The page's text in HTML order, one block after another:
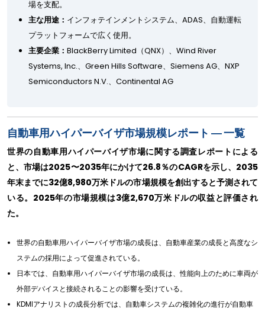
場を支配。
主な用途： インフォテインメントシステム、ADAS、自動運転
プラットフォームで広く使用。
主要企業： BlackBerry Limited（QNX）、Wind River
Systems, Inc.、Green Hills Software、Siemens AG、NXP
Semiconductors N.V.、Continental AG
自動車用ハイパーバイザ市場規模レポート ― 一覧
世界の自動車用ハイパーバイザ市場に関する調査レポートによる
と、市場は2025〜2035年にかけて26.8％のCAGRを示し、2035
年末までに32億8,980万米ドルの市場規模を創出すると予測されて
いる。2025年の市場規模は3億2,670万米ドルの収益と評価され
た。
世界の自動車用ハイパーバイザ市場の成長は、自動車産業の成長と高度なシ
ステムの採用によって促進されている。
日本では、自動車用ハイパーバイザ市場の成長は、性能向上のために車両が
外部デバイスと接続されることの影響を受けている。
KDMIアナリストの成長分析では、自動車システムの複雑化の進行が自動車